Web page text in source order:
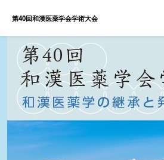
第40回和漢医薬学会学術大会